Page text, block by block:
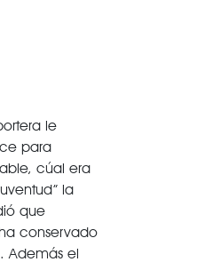
le
para
cúal era
la
que
conservado
Además el